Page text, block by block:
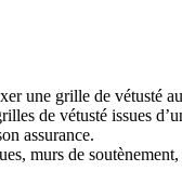
une grille de vétusté
de vétusté issues
assurance.
murs de